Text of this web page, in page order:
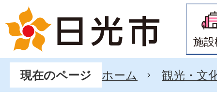
施
現在のページ ホーム 観光・文